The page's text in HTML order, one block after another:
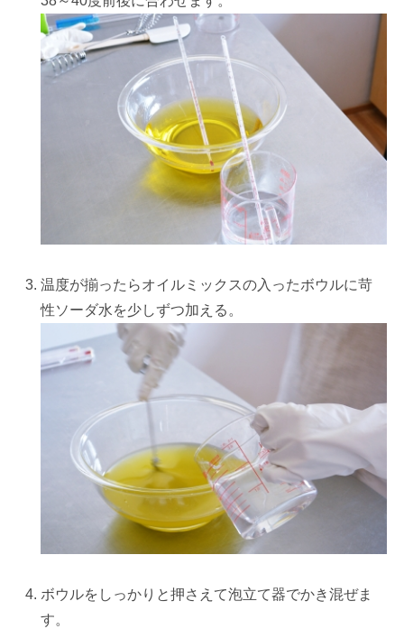
温度が揃ったらオイルミックスの入ったボウルに苛
性ソーダ水を少しずつ加える。
ボウルをしっかりと押さえて泡立て器でかき混ぜま
す。